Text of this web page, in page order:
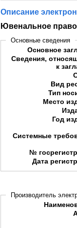
Описание
Ювенальное право
Основные сведения
Основное
Сведения,
к
Вид
Тип
Место
Год
Системные
№
Дата
Производитель